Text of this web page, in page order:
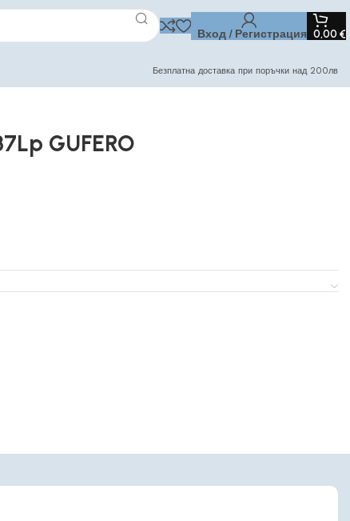
Вход / Регистрация 0,00 €
Безплатна доставка при поръчки над 200лв
GUFERO